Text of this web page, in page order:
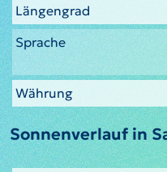
Längengrad
Sprache
Währung
Sonnenverlauf in